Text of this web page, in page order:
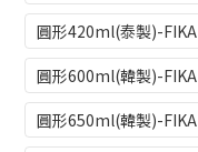
圓形420ml(泰製)-FIKA
圓形600ml(韓製)-FIKA
圓形650ml(韓製)-FIKA